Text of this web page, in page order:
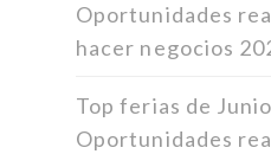
Oportunidades
hacer negocios
Top ferias de
Oportunidades